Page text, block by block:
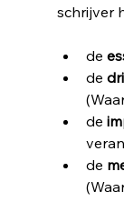
schrijver
de
de
de
de